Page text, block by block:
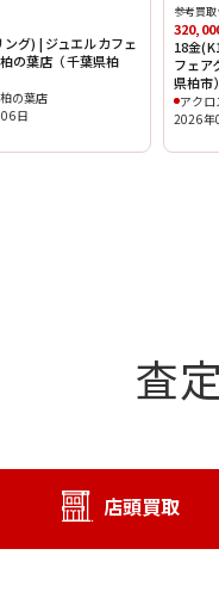
グ) | ジュエルカフェ
の葉店（千葉県柏
の葉店
日
参考買
18金
フェア
県柏市）
アク
2026年
査
店頭買取